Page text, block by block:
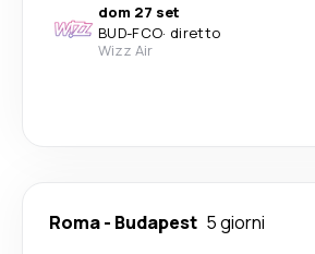
dom 27 set
BUD-FCO· diretto
Wizz Air
Roma- Budapest 5 giorni